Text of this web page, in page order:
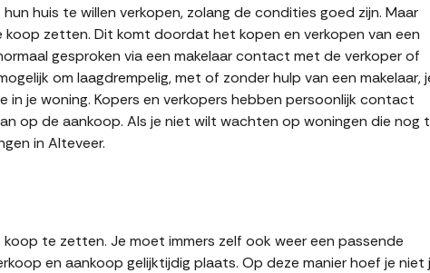
huis te willen verkopen, zolang de condities goed zijn. Maar
zetten. Dit komt doordat het kopen en verkopen van een
gesproken via een makelaar contact met de verkoper of
om laagdrempelig, met of zonder hulp van een makelaar,
je woning. Kopers en verkopers hebben persoonlijk contact
op de aankoop. Als je niet wilt wachten op woningen die nog
in Alteveer.
te zetten. Je moet immers zelf ook weer een passende
en aankoop gelijktijdig plaats. Op deze manier hoef je niet